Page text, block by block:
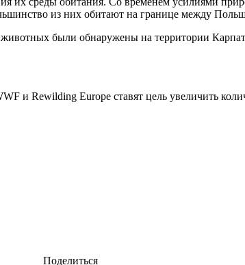
из них обитают на границе между
были обнаружены на территории
и Rewilding Europe ставят цель увеличить
Поделиться